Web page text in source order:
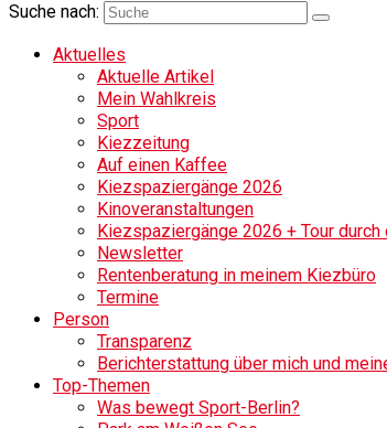
Suche nach:
Aktuelles
Aktuelle Artikel
Mein Wahlkreis
Sport
Kiezzeitung
Auf einen Kaffee
Kiezspaziergänge 2026
Kinoveranstaltungen
Kiezspaziergänge 2026 + Tour
Newsletter
Rentenberatung in meinem Kiezbüro
Termine
Person
Transparenz
Berichterstattung über mich und
Top-Themen
Was bewegt Sport-Berlin?